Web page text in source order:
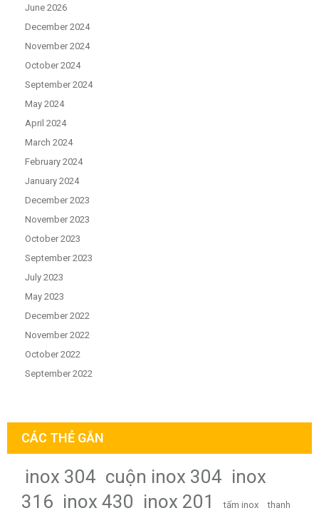
June 2026
December 2024
November 2024
October 2024
September 2024
May 2024
April 2024
March 2024
February 2024
January 2024
December 2023
November 2023
October 2023
September 2023
July 2023
May 2023
December 2022
November 2022
October 2022
September 2022
CÁC THẺ GẮN
inox 304 cuộn inox 304 inox
316 inox 430 inox 201 tấm inox
thanh